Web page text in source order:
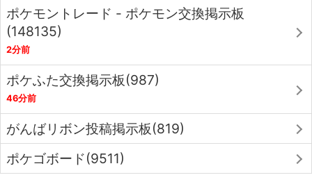
ポケモントレード - ポケモン交換掲示板
(148135)
2分前
ポケふた交換掲示板(987)
46分前
がんばリボン投稿掲示板(819)
ポケゴボード(9511)